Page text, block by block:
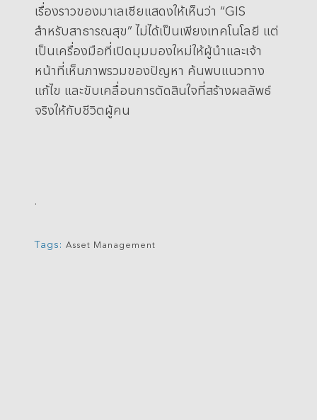
เรื่องราวของมาเลเซียแสดงให้เห็นว่า “GIS
สำหรับสาธารณสุข” ไม่ได้เป็นเพียงเทคโนโลยี แต่
เป็นเครื่องมือที่เปิดมุมมองใหม่ให้ผู้นำและเจ้า
หน้าที่เห็นภาพรวมของปัญหา ค้นพบแนวทาง
แก้ไข และขับเคลื่อนการตัดสินใจที่สร้างผลลัพธ์
จริงให้กับชีวิตผู้คน
.
Tags: Asset Management